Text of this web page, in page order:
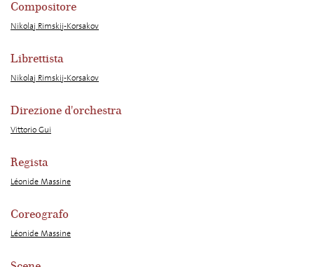
Compositore
Nikolaj Rimskij-Korsakov
Librettista
Nikolaj Rimskij-Korsakov
Direzione d'orchestra
Vittorio Gui
Regista
Léonide Massine
Coreografo
Léonide Massine